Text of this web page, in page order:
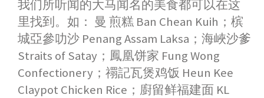
我们所听闻的大马闻名的美食都可以在这
里找到。如： 曼 煎糕 Ban Chean Kuih；槟
城亞參叻沙 Penang Assam Laksa；海峽沙爹
Straits of Satay；鳳凰饼家 Fung Wong
Confectionery；禤記瓦煲鸡饭 Heun Kee
Claypot Chicken Rice；廚留鲜福建面 KL